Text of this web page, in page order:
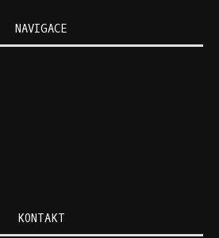
NAVIGACE
KONTAKT